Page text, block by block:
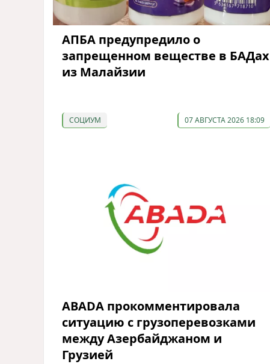
АПБА предупредило о
запрещенном веществе в БАДах
из Малайзии
СОЦИУМ 07 АВГУСТА 2026 18:09
ABADA прокомментировала
ситуацию с грузоперевозками
между Азербайджаном и
Грузией